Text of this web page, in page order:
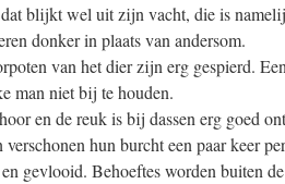
blijkt wel uit zijn vacht, die is
donker in plaats van andersom.
van het dier zijn erg gespierd.
man niet bij te houden.
en de reuk is bij dassen erg goed
verschonen hun burcht een paar keer
gevlooid. Behoeftes worden buiten